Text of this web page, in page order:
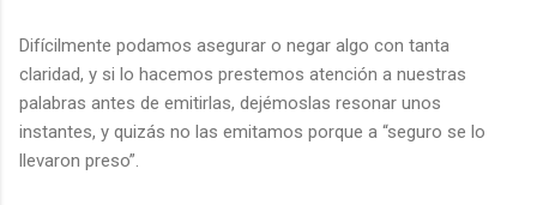
Difícilmente podamos asegurar o negar algo con tanta
claridad, y si lo hacemos prestemos atención a nuestras
palabras antes de emitirlas, dejémoslas resonar unos
instantes, y quizás no las emitamos porque a “seguro se lo
llevaron preso”.